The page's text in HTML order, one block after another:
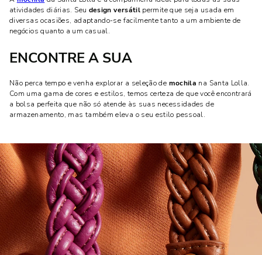
atividades diárias. Seu design versátil permite que seja usada em
diversas ocasiões, adaptando-se facilmente tanto a um ambiente de
negócios quanto a um casual.
ENCONTRE A SUA
Não perca tempo e venha explorar a seleção de mochila na Santa Lolla.
Com uma gama de cores e estilos, temos certeza de que você encontrará
a bolsa perfeita que não só atende às suas necessidades de
armazenamento, mas também eleva o seu estilo pessoal.